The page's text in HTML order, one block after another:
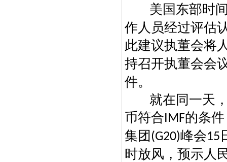
美国东部时
作人员经过评估
此建议执董会将
持召开执董会会
件。
就在同一天
币符合IMF的条
集团 (G20)峰会15
时放风，预示人